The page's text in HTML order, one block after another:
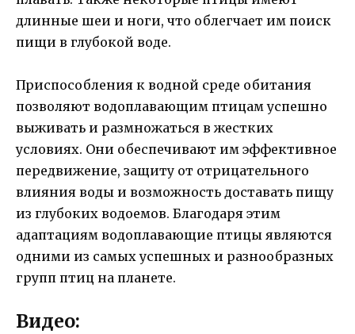
длинные шеи и ноги, что облегчает им поиск
пищи в глубокой воде.
Приспособления к водной среде обитания
позволяют водоплавающим птицам успешно
выживать и размножаться в жестких
условиях. Они обеспечивают им эффективное
передвижение, защиту от отрицательного
влияния воды и возможность доставать пищу
из глубоких водоемов. Благодаря этим
адаптациям водоплавающие птицы являются
одними из самых успешных и разнообразных
групп птиц на планете.
Видео: